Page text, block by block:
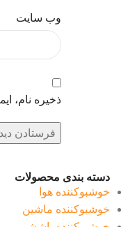
وب‌ سایت
ذخیره نام،
دسته بندی محصولات
خوشبوکننده هوا
خوشبوکننده ماشین